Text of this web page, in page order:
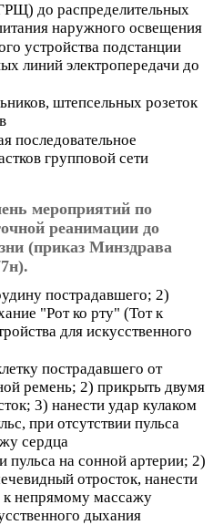
до распределительных
наружного освещения
устройства подстанции
линий электропередачи до
штепсельных розеток
последовательное
групповой сети
мероприятий по
реанимации до
(приказ Минздрава
пострадавшего; 2)
"Рот ко рту" (Тот к
для искусственного
пострадавшего от
ремень; 2) прикрыть двумя
3) нанести удар кулаком
при отсутствии пульса
сердца
пульса на сонной артерии; 2)
отросток, нанести
к непрямому массажу
дыхания